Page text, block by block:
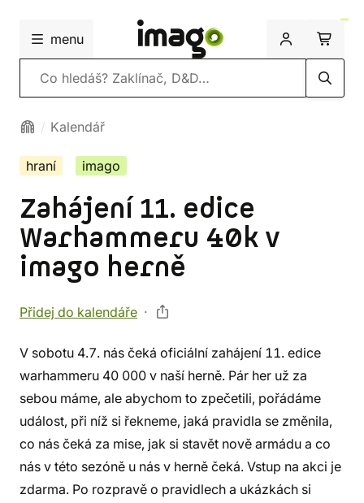
menu
Vyhledávání
Kalendář
hraní imago
Zahájení 11. edice
Warhammeru 40k v
imago herně
Přidej do kalendáře
V sobotu 4.7. nás čeká oficiální zahájení 11. edice
warhammeru 40 000 v naší herně. Pár her už za
sebou máme, ale abychom to zpečetili, pořádáme
událost, při níž si řekneme, jaká pravidla se změnila,
co nás čeká za mise, jak si stavět nově armádu a co
nás v této sezóně u nás v herně čeká. Vstup na akci je
zdarma. Po rozpravě o pravidlech a ukázkách si